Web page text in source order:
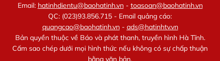
Email: hatinhdientu@baohatinh.vn- toasoan@baohatinh.vn
QC: (023)93.856.715 - Email quảng cáo:
quangcao@baohatinh.vn- ads@hatinhtv.vn
Bản quyền thuộc về Báo và phát thanh, truyền hình Hà Tĩnh.
Cấm sao chép dưới mọi hình thức nếu không có sự chấp thuận
bằng văn bản.